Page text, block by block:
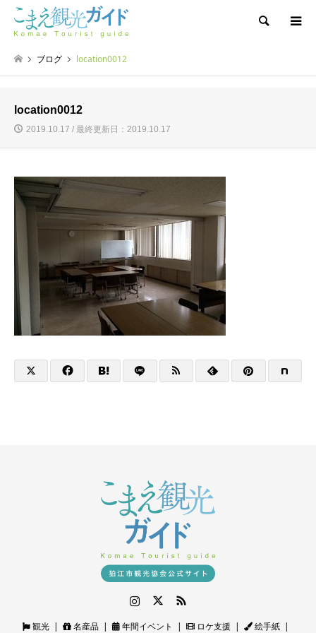
検索
ブログ location0012
location0012
2019.10.17 / 最終更新日：2019.10.17
観光 名産品 年間イベント ロケ支援 絵手紙